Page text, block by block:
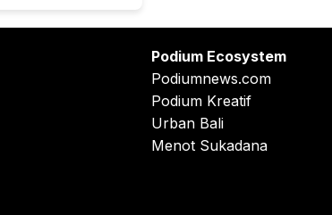
Podium Ecosystem
Podiumnews.com
Podium Kreatif
Urban Bali
Menot Sukadana